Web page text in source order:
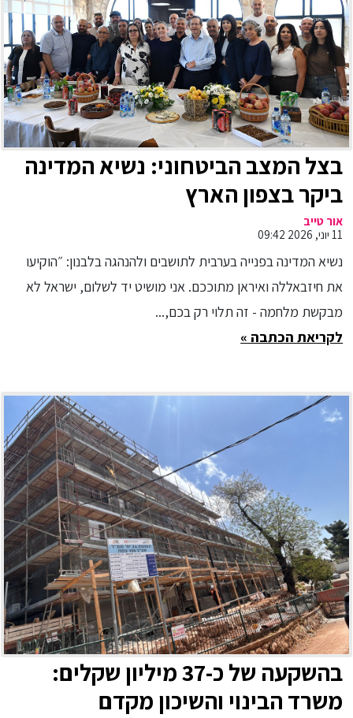
בצל המצב הביטחוני: נשיא המדינה
ביקר בצפון הארץ
אור טייב
11 יוני, 2026 09:42
נשיא המדינה בפנייה בערבית לתושבים ולהנהגה בלבנון: ״הוקיעו
את חיזבאללה ואיראן מתוככם. אני מושיט יד לשלום, ישראל לא
מבקשת מלחמה - זה תלוי רק בכם,...
לקריאת הכתבה »
בהשקעה של כ-37 מיליון שקלים:
משרד הבינוי והשיכון מקדם